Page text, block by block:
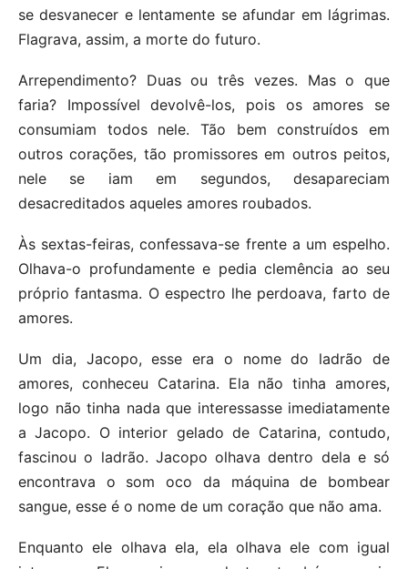
se desvanecer e lentamente se afundar em lágrimas.
Flagrava, assim, a morte do futuro.
Arrependimento? Duas ou três vezes. Mas o que
faria? Impossível devolvê-los, pois os amores se
consumiam todos nele. Tão bem construídos em
outros corações, tão promissores em outros peitos,
nele se iam em segundos, desapareciam
desacreditados aqueles amores roubados.
Às sextas-feiras, confessava-se frente a um espelho.
Olhava-o profundamente e pedia clemência ao seu
próprio fantasma. O espectro lhe perdoava, farto de
amores.
Um dia, Jacopo, esse era o nome do ladrão de
amores, conheceu Catarina. Ela não tinha amores,
logo não tinha nada que interessasse imediatamente
a Jacopo. O interior gelado de Catarina, contudo,
fascinou o ladrão. Jacopo olhava dentro dela e só
encontrava o som oco da máquina de bombear
sangue, esse é o nome de um coração que não ama.
Enquanto ele olhava ela, ela olhava ele com igual